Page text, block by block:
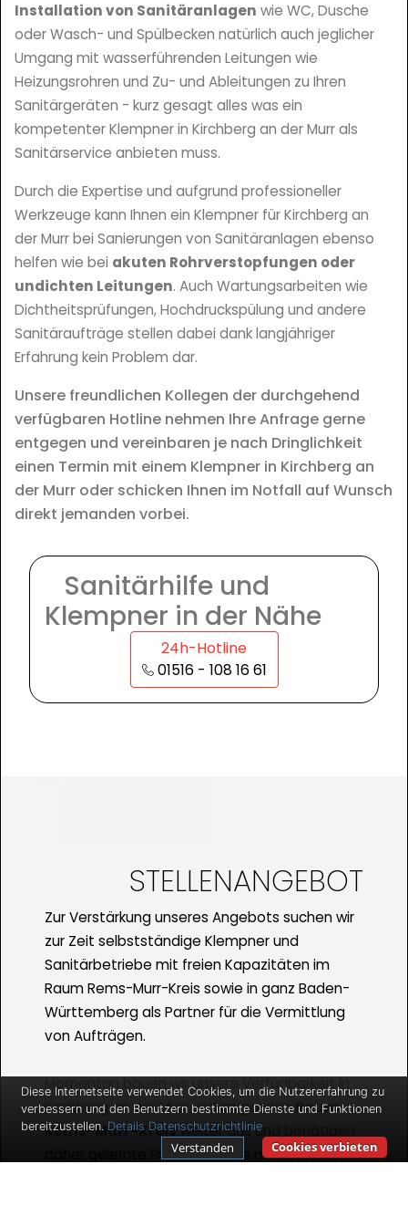
Installation von Sanitäranlagen wie WC, Dusche
oder Wasch- und Spülbecken natürlich auch jeglicher
Umgang mit wasserführenden Leitungen wie
Heizungsrohren und Zu- und Ableitungen zu Ihren
Sanitärgeräten - kurz gesagt alles was ein
kompetenter Klempner in Kirchberg an der Murr als
Sanitärservice anbieten muss.
Durch die Expertise und aufgrund professioneller
Werkzeuge kann Ihnen ein Klempner für Kirchberg an
der Murr bei Sanierungen von Sanitäranlagen ebenso
helfen wie bei akuten Rohrverstopfungen oder
undichten Leitungen. Auch Wartungsarbeiten wie
Dichtheitsprüfungen, Hochdruckspülung und andere
Sanitäraufträge stellen dabei dank langjähriger
Erfahrung kein Problem dar.
Unsere freundlichen Kollegen der durchgehend
verfügbaren Hotline nehmen Ihre Anfrage gerne
entgegen und vereinbaren je nach Dringlichkeit
einen Termin mit einem Klempner in Kirchberg an
der Murr oder schicken Ihnen im Notfall auf Wunsch
direkt jemanden vorbei.
Sanitärhilfe und
Klempner in der Nähe
24h-Hotline
01516 - 108 16 61
STELLENANGEBOT
Zur Verstärkung unseres Angebots suchen wir
zur Zeit selbstständige Klempner und
Sanitärbetriebe mit freien Kapazitäten im
Raum Rems-Murr-Kreis sowie in ganz Baden-
Württemberg als Partner für die Vermittlung
von Aufträgen.
Momentan bauen wir unsere Verfügbarkeit in
Kirchberg an der Murr und im ganzen Raum
Rems-Murr-Kreisweiter aus und benötigen
daher gelernte Fachkräfte, die mobil sind und
Diese Internetseite verwendet Cookies, um die Nutzererfahrung zu
verbessern und den Benutzern bestimmte Dienste und Funktionen
bereitzustellen. Details Datenschutzrichtlinie
Cookies verbieten
Verstanden